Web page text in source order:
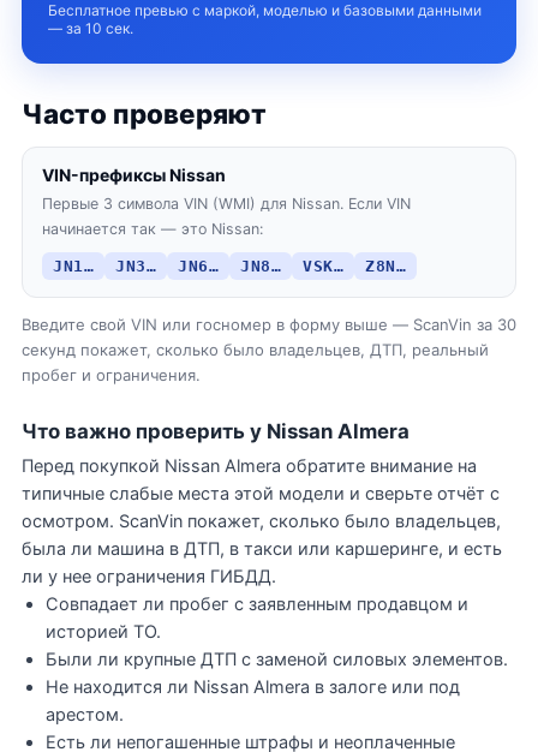
Бесплатное превью с маркой, моделью и базовыми данными
— за 10 сек.
Часто проверяют
VIN-префиксы Nissan
Первые 3 символа VIN (WMI) для Nissan. Если VIN
начинается так — это Nissan:
JN1… JN3… JN6… JN8… VSK… Z8N…
Введите свой VIN или госномер в форму выше — ScanVin за 30
секунд покажет, сколько было владельцев, ДТП, реальный
пробег и ограничения.
Что важно проверить у Nissan Almera
Перед покупкой Nissan Almera обратите внимание на
типичные слабые места этой модели и сверьте отчёт с
осмотром. ScanVin покажет, сколько было владельцев,
была ли машина в ДТП, в такси или каршеринге, и есть
ли у нее ограничения ГИБДД.
Совпадает ли пробег с заявленным продавцом и
историей ТО.
Были ли крупные ДТП с заменой силовых элементов.
Не находится ли Nissan Almera в залоге или под
арестом.
Есть ли непогашенные штрафы и неоплаченные